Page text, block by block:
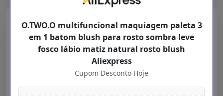
Aliexpress
Validade: 16/07/2027
New Users $ 20 12 YOUPIN12 Youpin haylou Solar
ls05 relógio inteligente esporte caso de metal
monitor sono freqüência cardíaca ip68 à prova
O.TWO.O multifuncional maquiagem paleta 3
em 1 batom blush para rosto sombra leve
fosco lábio matiz natural rosto blush
Aliexpress
Cupom Desconto Hoje